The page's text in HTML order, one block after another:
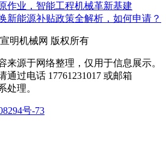
作业，智能工程机械革新基建
新能源补贴政策全解析，如何申请？
明机械网 版权所有
来源于网络整理，仅用于信息展示。
通过电话 17761231017 或邮箱
处理。
号-73